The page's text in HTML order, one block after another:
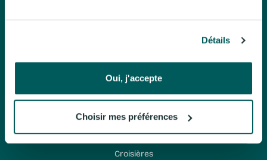
Détails
Oui, j'accepte
Choisir mes préférences
Circuits accompagnés
Séjours à l'hôtel
Croisières